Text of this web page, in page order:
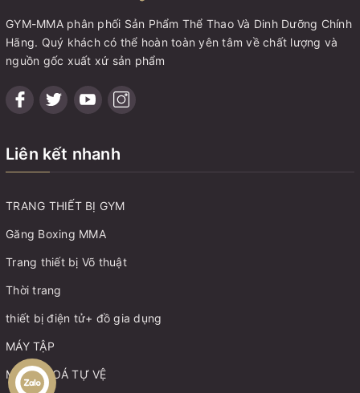
GYM-MMA phân phối Sản Phẩm Thể Thao Và Dinh Dưỡng Chính
Hãng. Quý khách có thể hoàn toàn yên tâm về chất lượng và
nguồn gốc xuất xứ sản phẩm
Liên kết nhanh
TRANG THIẾT BỊ GYM
Găng Boxing MMA
Trang thiết bị Võ thuật
Thời trang
thiết bị điện tử+ đồ gia dụng
MÁY TẬP
MÓC KHOÁ TỰ VỆ